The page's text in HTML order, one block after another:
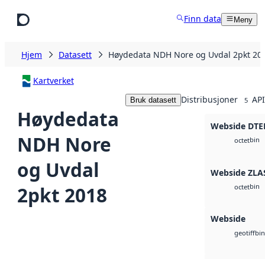
Finn data Meny
Hjem Datasett Høydedata NDH Nore og Uvdal 2pkt
Kartverket
Høydedata
NDH Nore
og Uvdal
2pkt 2018
Bruk datasett Distribusjoner 5
Webside
octetbin
Webside
octetbin
Webside
geotiffbin